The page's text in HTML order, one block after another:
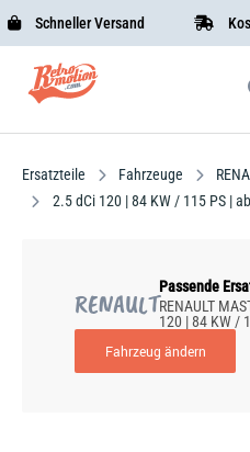
Schneller Versand
Ersatzteile Fahrzeuge
2.5 dCi 120 | 84 KW / 115 PS |
RENAULT
Passende
RENAULT
120 | 84 KW /
Fahrzeug ändern